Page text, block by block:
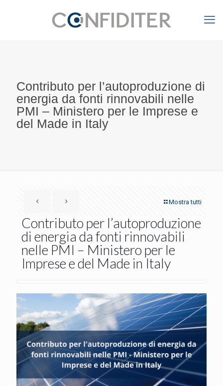
Contributo per l’autoproduzione di
energia da fonti rinnovabili nelle
PMI – Ministero per le Imprese e
del Made in Italy
Mostra tutti
Contributo per l’autoproduzione
di energia da fonti rinnovabili
nelle PMI – Ministero per le
Imprese e del Made in Italy